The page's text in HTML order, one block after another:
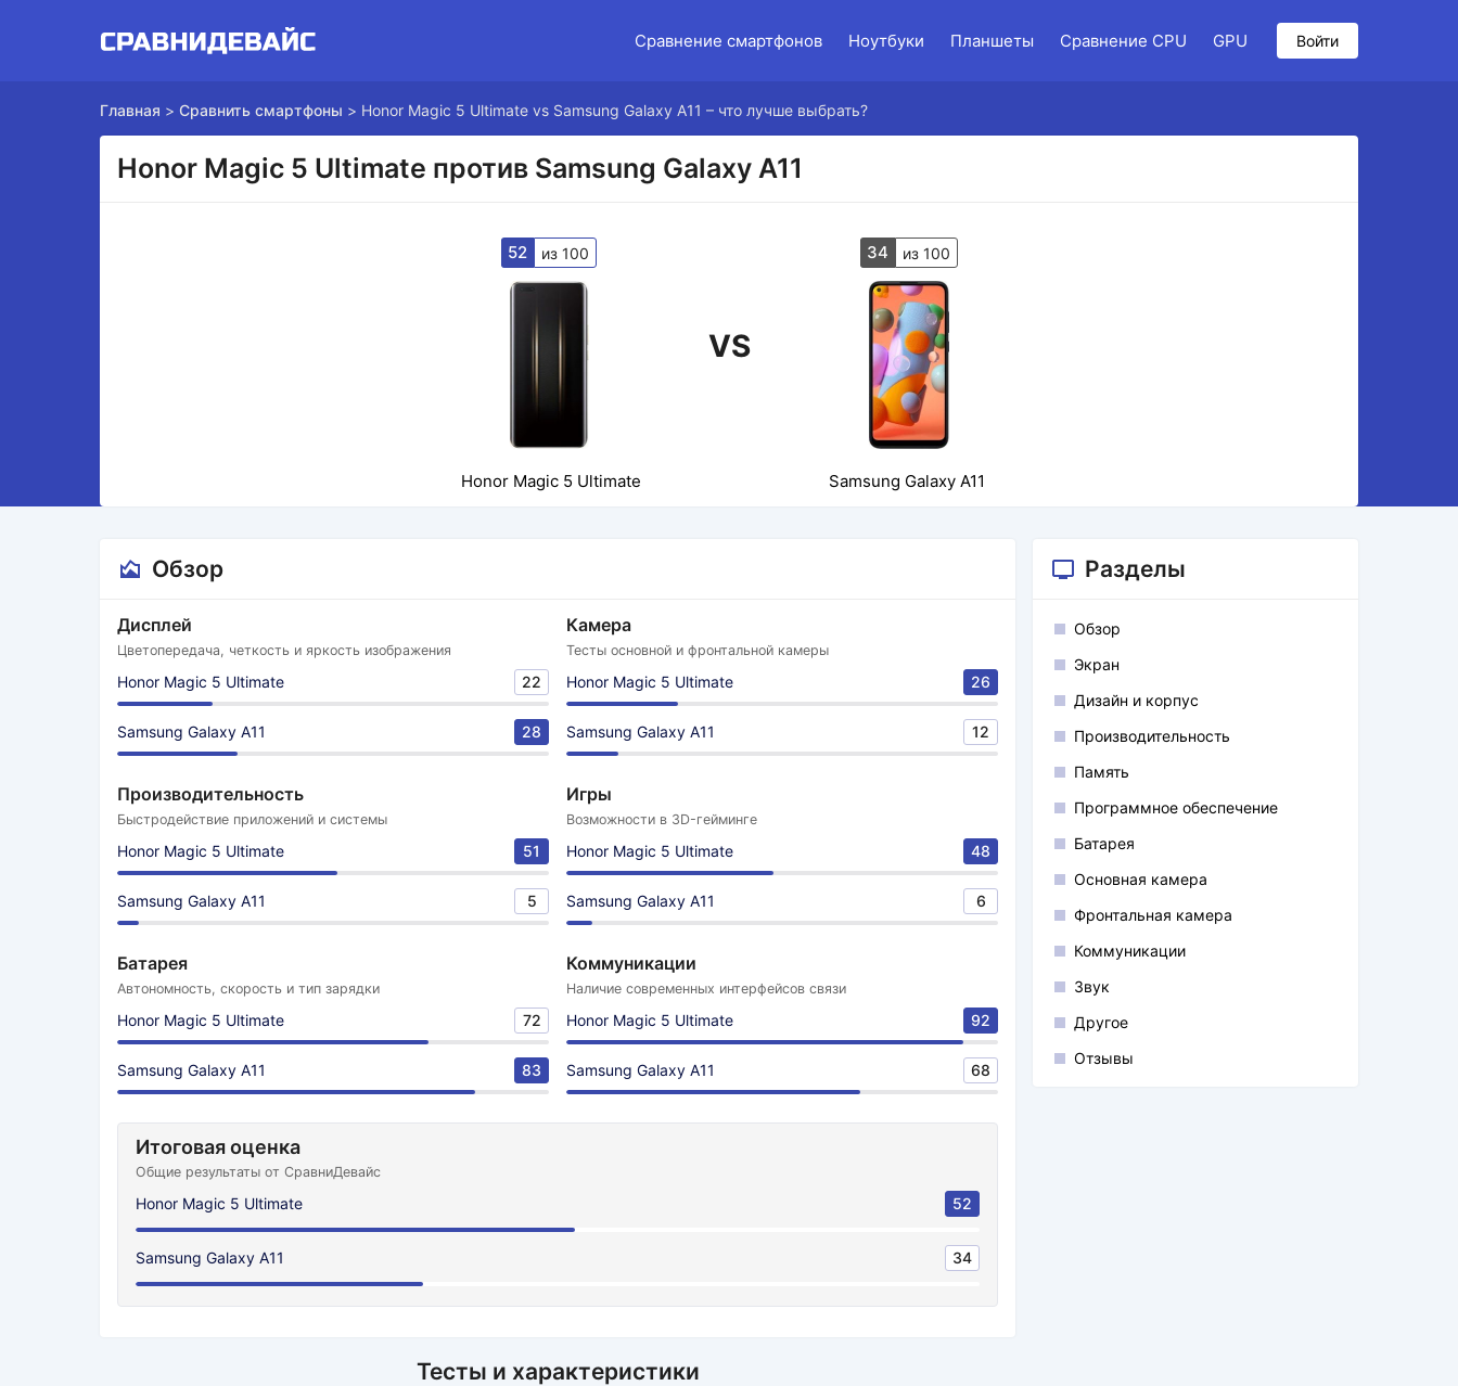
Сравнение смартфонов Ноутбуки Планшеты Сравнение CPU GPU Войти
Главная > Сравнить смартфоны > Honor Magic 5 Ultimate vs Samsung Galaxy A11 – что лучше выбрать?
Honor Magic 5 Ultimate против Samsung Galaxy A11
52 из 100
VS
34 из 100
Honor Magic 5 Ultimate Samsung Galaxy A11
Обзор
Дисплей
Цветопередача, четкость и яркость изображения
Honor Magic 5 Ultimate 22
Samsung Galaxy A11 28
Камера
Тесты основной и фронтальной камеры
Honor Magic 5 Ultimate 26
Samsung Galaxy A11 12
Производительность
Быстродействие приложений и системы
Honor Magic 5 Ultimate 51
Samsung Galaxy A11 5
Игры
Возможности в 3D-гейминге
Honor Magic 5 Ultimate 48
Samsung Galaxy A11 6
Батарея
Автономность, скорость и тип зарядки
Honor Magic 5 Ultimate 72
Samsung Galaxy A11 83
Коммуникации
Наличие современных интерфейсов связи
Honor Magic 5 Ultimate 92
Samsung Galaxy A11 68
Итоговая оценка
Общие результаты от СравниДевайс
Honor Magic 5 Ultimate 52
Samsung Galaxy A11 34
Тесты и характеристики
Разделы
Обзор
Экран
Дизайн и корпус
Производительность
Память
Программное обеспечение
Батарея
Основная камера
Фронтальная камера
Коммуникации
Звук
Другое
Отзывы